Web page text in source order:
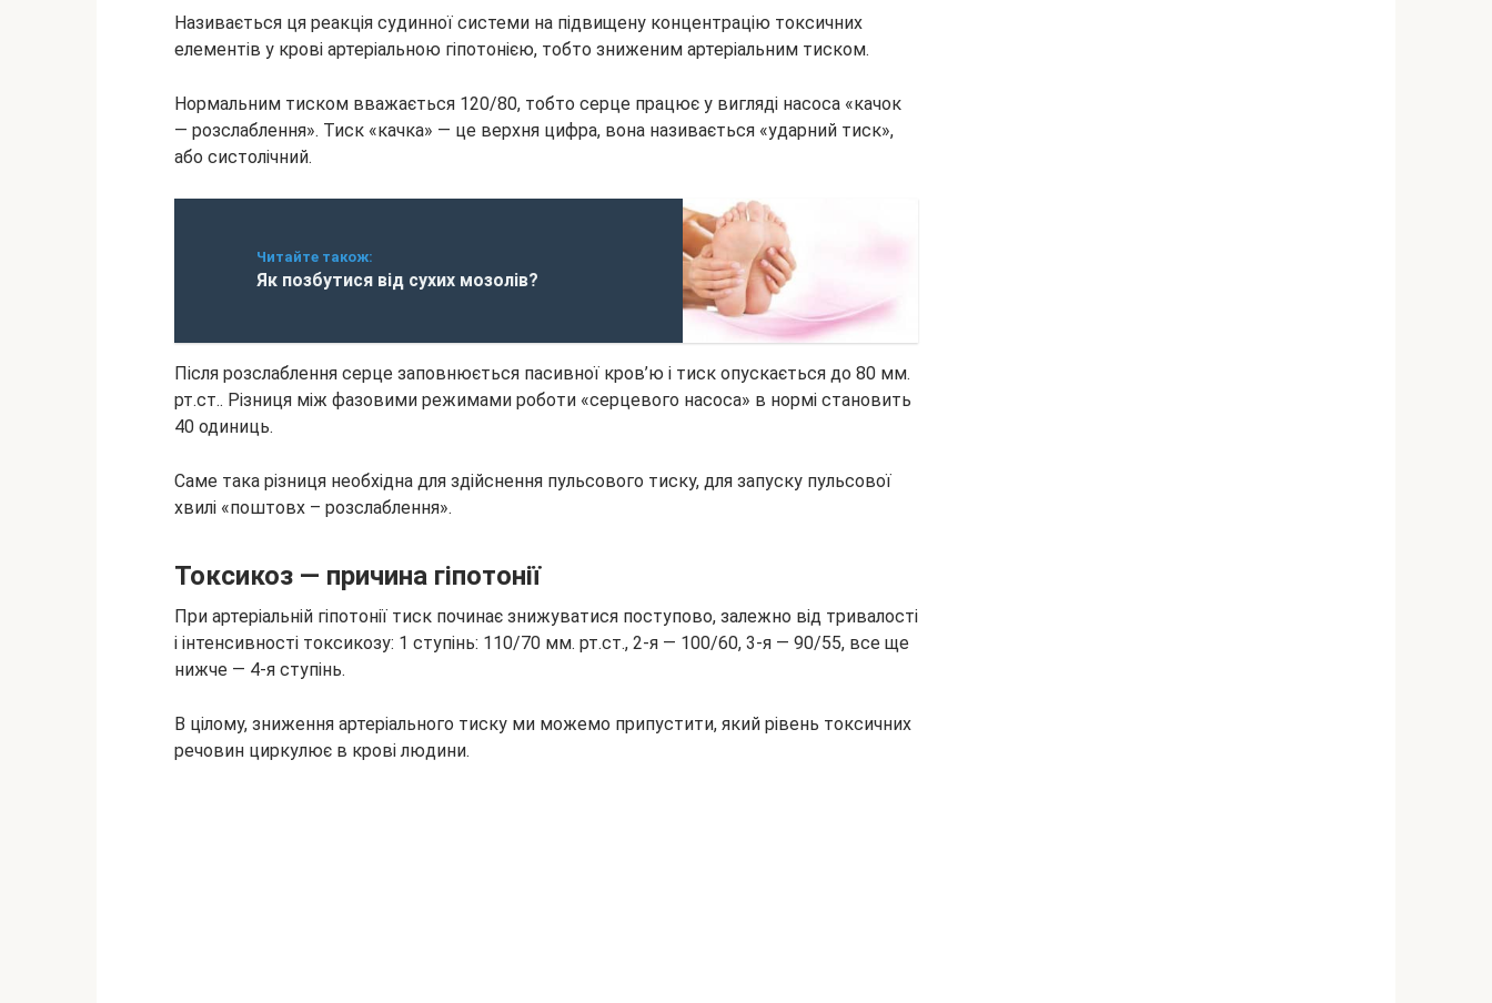
Називається ця реакція судинної системи на підвищену концентрацію токсичних
елементів у крові артеріальною гіпотонією, тобто зниженим артеріальним тиском.
Нормальним тиском вважається 120/80, тобто серце працює у вигляді насоса «качок
— розслаблення». Тиск «качка» — це верхня цифра, вона називається «ударний тиск»,
або систолічний.
Читайте також:
Як позбутися від сухих мозолів?
Після розслаблення серце заповнюється пасивної кров’ю і тиск опускається до 80 мм.
рт.ст.. Різниця між фазовими режимами роботи «серцевого насоса» в нормі становить
40 одиниць.
Саме така різниця необхідна для здійснення пульсового тиску, для запуску пульсової
хвилі «поштовх – розслаблення».
Токсикоз — причина гіпотонії
При артеріальній гіпотонії тиск починає знижуватися поступово, залежно від тривалості
і інтенсивності токсикозу: 1 ступінь: 110/70 мм. рт.ст., 2-я — 100/60, 3-я — 90/55, все ще
нижче — 4-я ступінь.
В цілому, зниження артеріального тиску ми можемо припустити, який рівень токсичних
речовин циркулює в крові людини.